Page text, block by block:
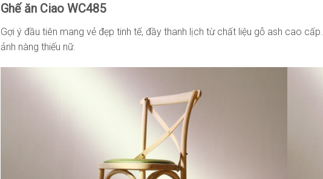
Ghế ăn Ciao WC485
Gợi ý đầu tiên mang vẻ đẹp tinh tế, đầy thanh lịch từ chất liệu gỗ ash cao cấp.
ảnh nàng thiếu nữ.